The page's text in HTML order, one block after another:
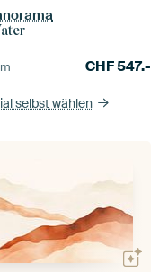
CHF547.-
selbst wählen